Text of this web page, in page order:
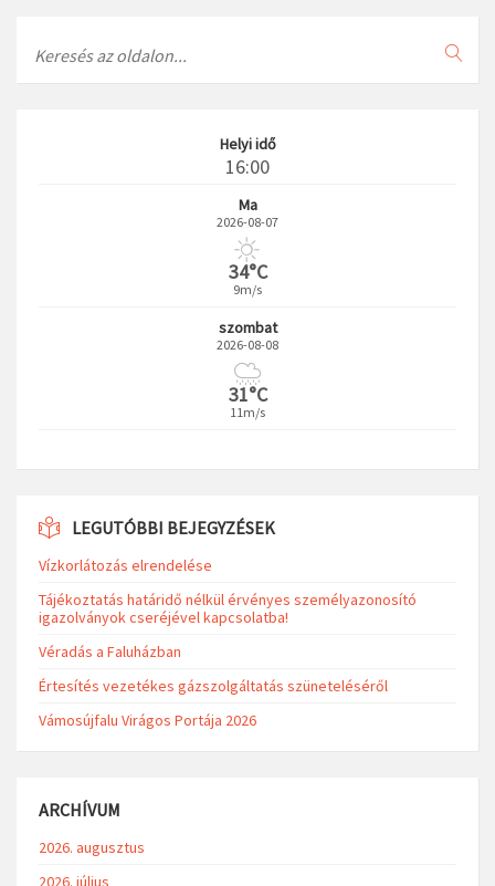
Helyi idő
16:00
Ma
2026-08-07
34°C
9m/s
szombat
2026-08-08
31°C
11m/s
LEGUTÓBBI BEJEGYZÉSEK
Vízkorlátozás elrendelése
Tájékoztatás határidő nélkül érvényes személyazonosító
igazolványok cseréjével kapcsolatba!
Véradás a Faluházban
Értesítés vezetékes gázszolgáltatás szüneteléséről
Vámosújfalu Virágos Portája 2026
ARCHÍVUM
2026. augusztus
2026. július